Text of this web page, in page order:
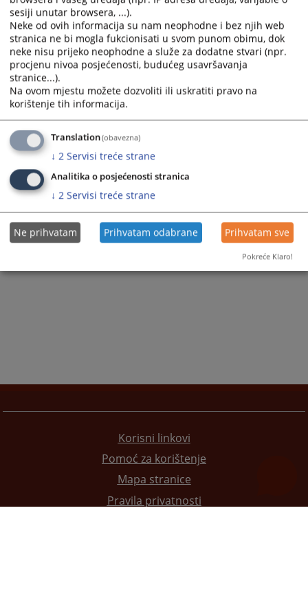
Prikazana vijest je na: Srpski jezik
1959PREGLEDA
Korisni linkovi
Pomoć za korištenje
Mapa stranice
Pravila privatnosti
sesiji unutar browsera, ...).
Neke od ovih informacija su nam neophodne i bez njih web
stranica ne bi mogla fukcionisati u svom punom obimu, dok
neke nisu prijeko neophodne a služe za dodatne stvari (npr.
procjenu nivoa posjećenosti, budućeg usavršavanja
stranice...).
Na ovom mjestu možete dozvoliti ili uskratiti pravo na
korištenje tih informacija.
Translation(obavezna)
↓ 2 Servisi treće strane
Analitika o posjećenosti stranica
↓ 2 Servisi treće strane
Ne prihvatam Prihvatam odabrane Prihvatam sve
Pokreće Klaro!